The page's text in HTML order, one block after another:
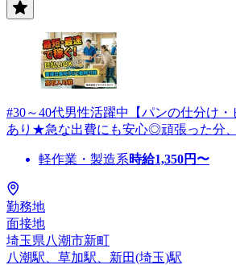
#30～40代男性活躍中【パンの仕分け
あり★急な出費にも安心◎頑張った分、
軽作業・製造系時給1,350円〜
勤務地
面接地
埼玉県八潮市新町
八潮駅、草加駅、新田(埼玉)駅